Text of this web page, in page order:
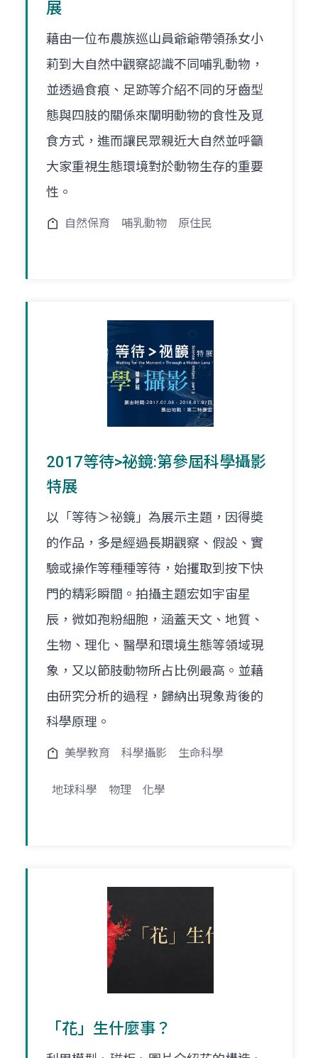
展
藉由一位布農族巡山員爺爺帶領孫女小
莉到大自然中觀察認識不同哺乳動物，
並透過食痕、足跡等介紹不同的牙齒型
態與四肢的關係來闡明動物的食性及覓
食方式，進而讓民眾親近大自然並呼籲
大家重視生態環境對於動物生存的重要
性。
自然保育 哺乳動物 原住民
2017等待>祕鏡:第參屆科學攝影
特展
以「等待＞祕鏡」為展示主題，因得奬
的作品，多是經過長期觀察、假設、實
驗或操作等種種等待，始攫取到按下快
門的精彩瞬間。拍攝主題宏如宇宙星
辰，微如孢粉細胞，涵蓋天文、地質、
生物、理化、醫學和環境生態等領域現
象，又以節肢動物所占比例最高。並藉
由研究分析的過程，歸納出現象背後的
科學原理。
美學教育 科學攝影 生命科學
地球科學 物理 化學
「花」生什麼事？